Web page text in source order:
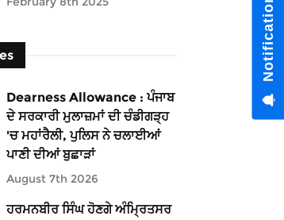
Dearness Allowance : ਪੰਜਾਬ
ਦੇ ਸਰਕਾਰੀ ਮੁਲਾਜ਼ਮਾਂ ਦੀ ਚੰਡੀਗੜ੍ਹ
'ਚ ਮਹਾਂਰੈਲੀ, ਪੁਲਿਸ ਨੇ ਚਲਾਈਆਂ
ਪਾਣੀ ਦੀਆਂ ਬੁਛਾੜਾਂ
August 7th 2026
ਹਰਮਨਬੀਰ ਸਿੰਘ ਹੋਣਗੇ ਅੰਮ੍ਰਿਤਸਰ